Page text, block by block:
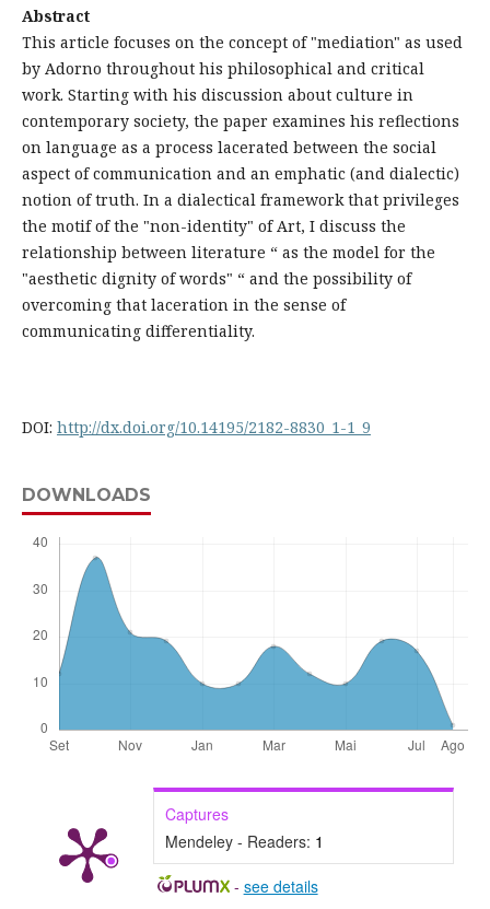
Abstract
This article focuses on the concept of "mediation" as used
by Adorno throughout his philosophical and critical
work. Starting with his discussion about culture in
contemporary society, the paper examines his reflections
on language as a process lacerated between the social
aspect of communication and an emphatic (and dialectic)
notion of truth. In a dialectical framework that privileges
the motif of the "non-identity" of Art, I discuss the
relationship between literature “ as the model for the
"aesthetic dignity of words" “ and the possibility of
overcoming that laceration in the sense of
communicating differentiality.
DOI: http://dx.doi.org/10.14195/2182-8830_1-1_9
DOWNLOADS
Captures
Mendeley - Readers: 1
- see details